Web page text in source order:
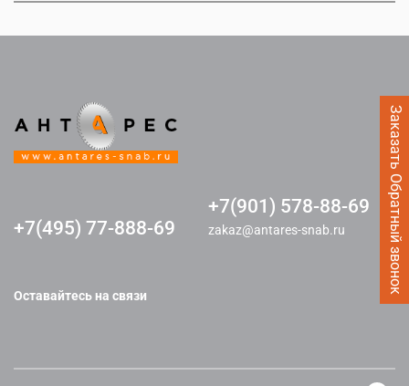
Заказать Обратный звонок
+7(495) 77-888-69
+7(901) 578-88-69
zakaz@antares-snab.ru
Оставайтесь на связи